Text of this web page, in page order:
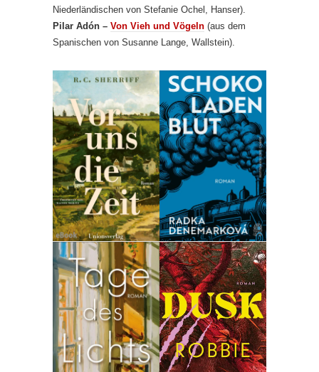
Niederländischen von Stefanie Ochel, Hanser).
Pilar Adón – Von Vieh und Vögeln (aus dem
Spanischen von Susanne Lange, Wallstein).